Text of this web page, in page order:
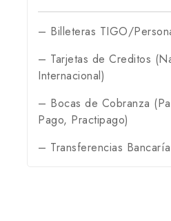
– Billeteras TIGO/
– Tarjetas de Creditos
Internacional)
– Bocas de Cobranza
Pago, Practipago)
– Transferencias